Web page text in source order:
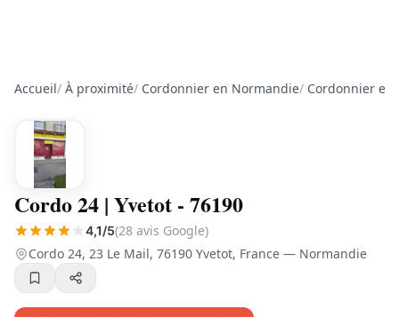
Accueil/ À proximité/ Cordonnier en Normandie/ Cordonnier en
Cordo 24 | Yvetot - 76190
4,1/5(28 avis Google)
Cordo 24, 23 Le Mail, 76190 Yvetot, France — Normandie